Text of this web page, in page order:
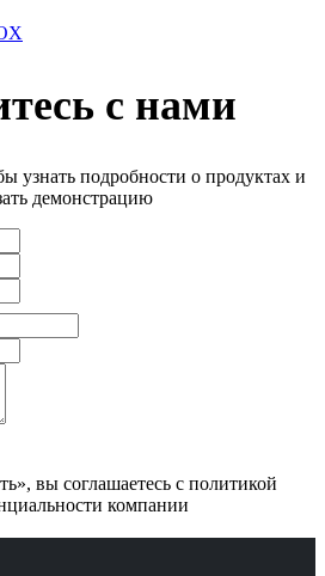
с нами
узнать подробности о продуктах и
демонстрацию
вы соглашаетесь с политикой
компании